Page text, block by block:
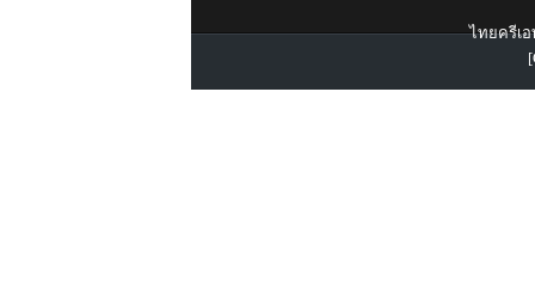
ไทยครีเอ
[